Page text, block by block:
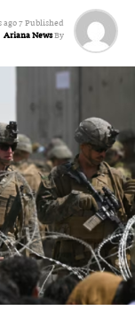
Published
7 hours ago
By
Ariana News